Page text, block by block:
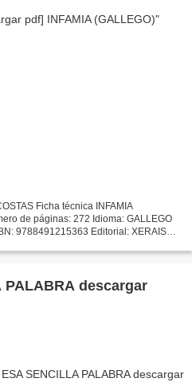
Ficha técnica INFAMIA
de páginas: 272 Idioma: GALLEGO
9788491215363 Editorial: XERAIS
PALABRA descargar